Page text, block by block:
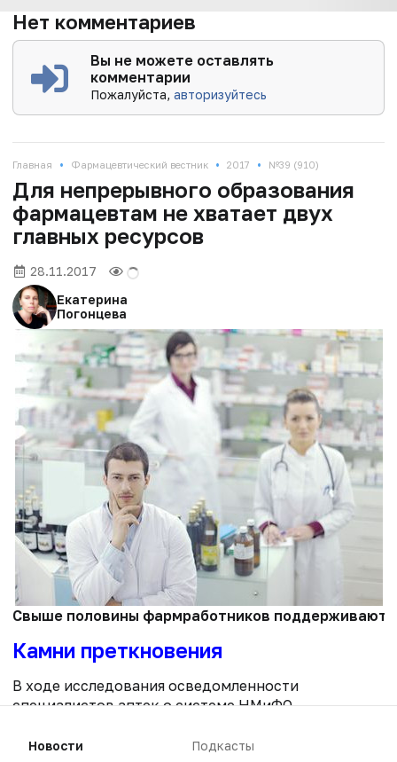
Нет комментариев
Вы не можете оставлять
комментарии
Пожалуйста,авторизуйтесь
Главная • Фармацевтический вестник • 2017 • №39 (910)
Для непрерывного образования
фармацевтам не хватает двух
главных ресурсов
28.11.2017
Екатерина
Погонцева
Свыше половины фармработников поддерживают
Камни преткновения
В ходе исследования осведомленности
специалистов аптек о системе НМиФО,
Pharmznanie.ru, почти 60% опрошенных
Новости
Подкасты